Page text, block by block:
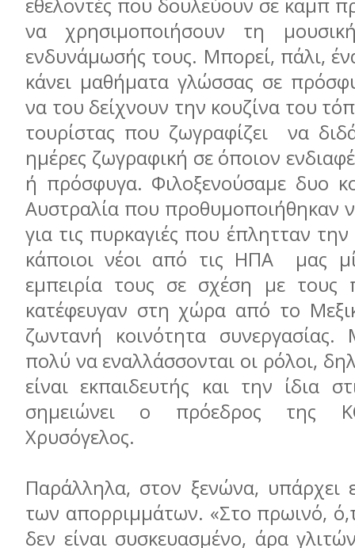
εθελοντές που δουλεύουν σε καμπ
να χρησιμοποιήσουν τη
ενδυνάμωσής τους. Μπορεί, πάλι,
κάνει μαθήματα γλώσσας σε
να του δείχνουν την κουζίνα του
τουρίστας που ζωγραφίζει να
ημέρες ζωγραφική σε όποιον
ή πρόσφυγα. Φιλοξενούσαμε δυο
Αυστραλία που προθυμοποιήθηκαν
για τις πυρκαγιές που έπλητταν
κάποιοι νέοι από τις ΗΠΑ μας
εμπειρία τους σε σχέση με τους
κατέφευγαν στη χώρα από το
ζωντανή κοινότητα συνεργασίας.
πολύ να εναλλάσσονται οι ρόλοι,
είναι εκπαιδευτής και την ίδια
σημειώνει ο πρόεδρος της
Χρυσόγελος.
Παράλληλα, στον ξενώνα, υπάρχει
των απορριμμάτων. «Στο πρωινό,
δεν είναι συσκευασμένο, άρα